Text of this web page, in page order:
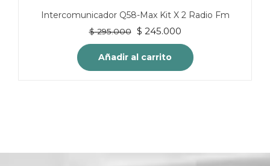
Intercomunicador Q58-Max Kit X 2 Radio Fm
$295.000 El
precio
original
era:
$ 245.000El
precio
actual
es:
Añadir al carrito